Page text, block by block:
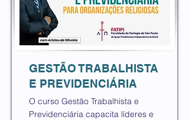
GESTÃO TRABALHISTA
E PREVIDENCIÁRIA
O curso Gestão Trabalhista e
Previdenciária capacita líderes e